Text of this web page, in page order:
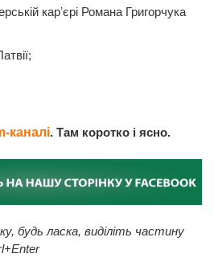
карʼєрі Романа Григорчука
каналі. Там коротко і ясно.
будь ласка, виділіть частину